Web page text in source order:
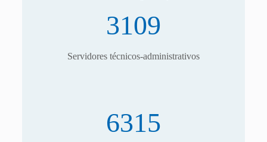
3109
Servidores técnicos-administrativos
6315